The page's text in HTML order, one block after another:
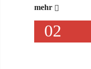
mehr
02